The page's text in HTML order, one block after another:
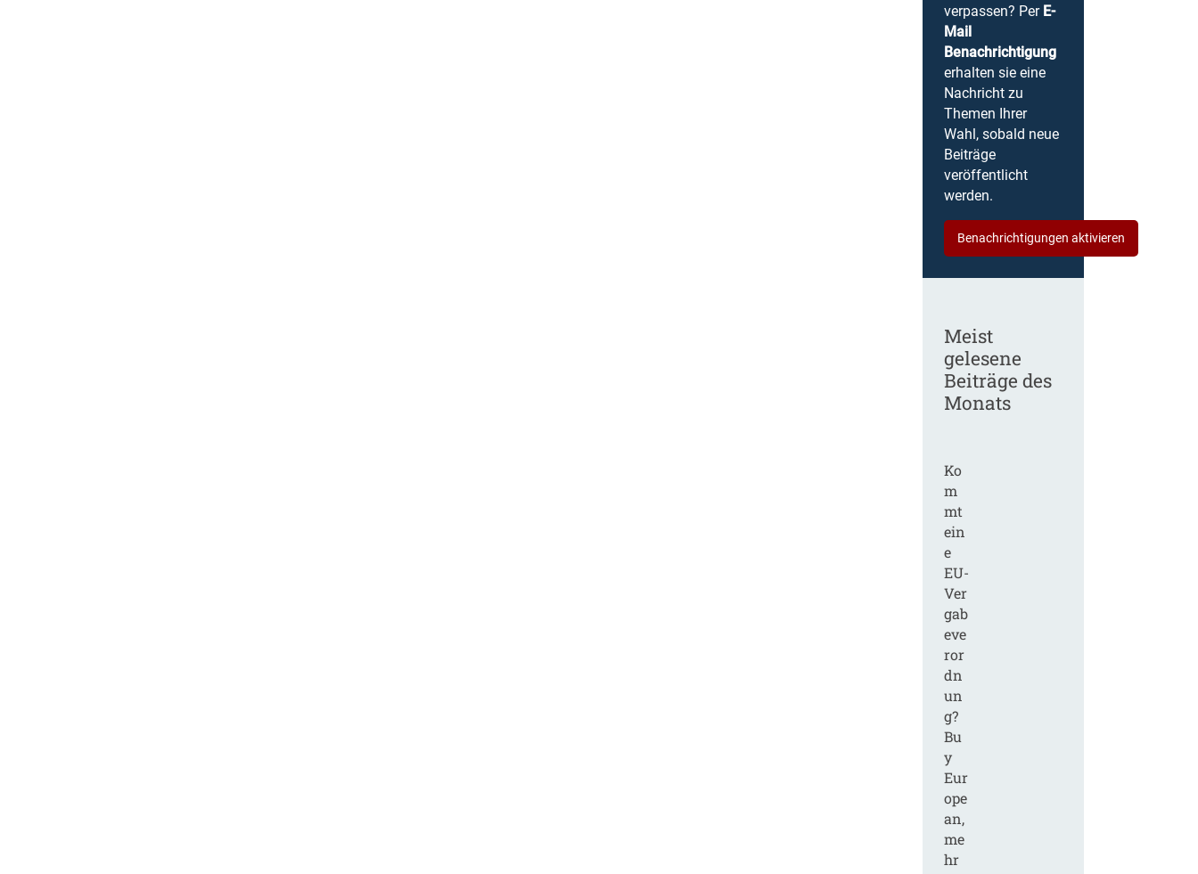
verpassen? Per E-
Mail
Benachrichtigung
erhalten sie eine
Nachricht zu
Themen Ihrer
Wahl, sobald neue
Beiträge
veröffentlicht
werden.
Benachrichtigungen aktivieren
Meist
gelesene
Beiträge des
Monats
Ko
m
mt
ein
e
EU-
Ver
gab
eve
ror
dn
un
g?
Bu
y
Eur
ope
an,
me
hr